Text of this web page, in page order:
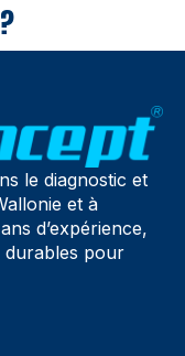
le diagnostic et
et à
d’expérience,
durables pour